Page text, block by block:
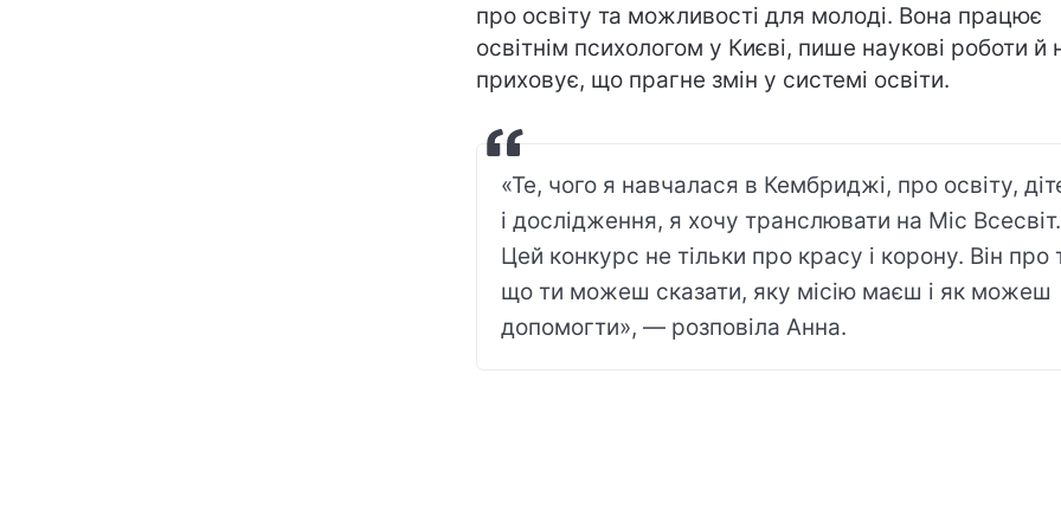
про освіту та можливості для молоді. Вона працює
освітнім психологом у Києві, пише наукові роботи й
приховує, що прагне змін у системі освіти.
«Те, чого я навчалася в Кембриджі, про освіту,
і дослідження, я хочу транслювати на Міс Всесвіт.
Цей конкурс не тільки про красу і корону. Він про
що ти можеш сказати, яку місію маєш і як можеш
допомогти», — розповіла Анна.